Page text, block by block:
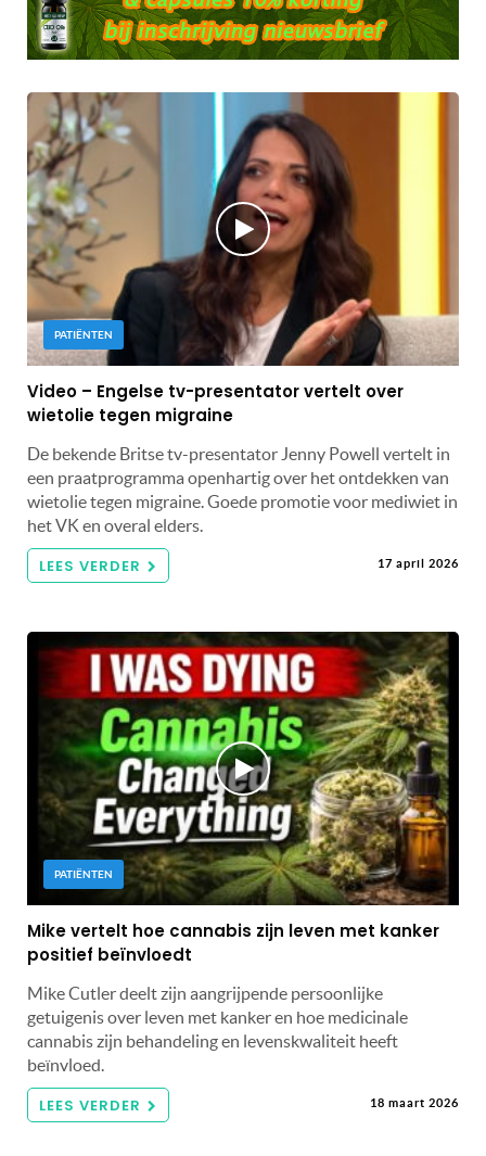
PATIËNTEN
Video – Engelse tv-presentator vertelt over
wietolie tegen migraine
De bekende Britse tv-presentator Jenny Powell vertelt in
een praatprogramma openhartig over het ontdekken van
wietolie tegen migraine. Goede promotie voor mediwiet in
het VK en overal elders.
LEES VERDER 17 april 2026
PATIËNTEN
Mike vertelt hoe cannabis zijn leven met kanker
positief beïnvloedt
Mike Cutler deelt zijn aangrijpende persoonlijke
getuigenis over leven met kanker en hoe medicinale
cannabis zijn behandeling en levenskwaliteit heeft
beïnvloed.
LEES VERDER 18 maart 2026